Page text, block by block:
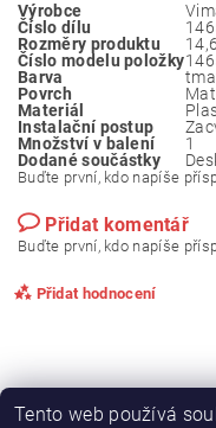
Výrobce
Číslo dílu
Rozměry produktu
Číslo modelu položky
Barva
Povrch
Materiál
Instalační postup
Množství v balení
‎1
Dodané součástky
Buďte první, kdo napíše
Přidat komentář
Buďte první, kdo napíše
Přidat hodnocení
Tento web používá